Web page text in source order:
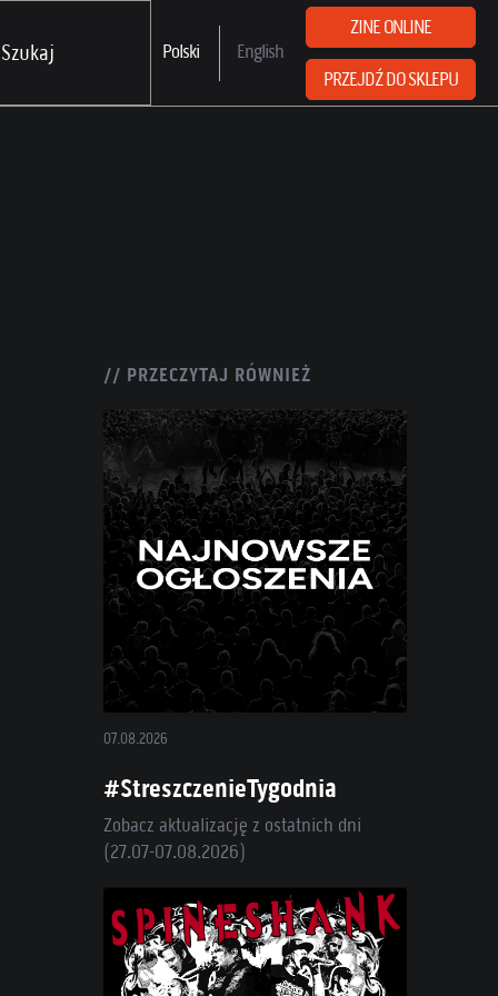
Polski English
ZINE ONLINE
PRZEJDŹ DO SKLEPU
// PRZECZYTAJ RÓWNIEŻ
07.08.2026
#StreszczenieTygodnia
Zobacz aktualizację z ostatnich dni
(27.07-07.08.2026)